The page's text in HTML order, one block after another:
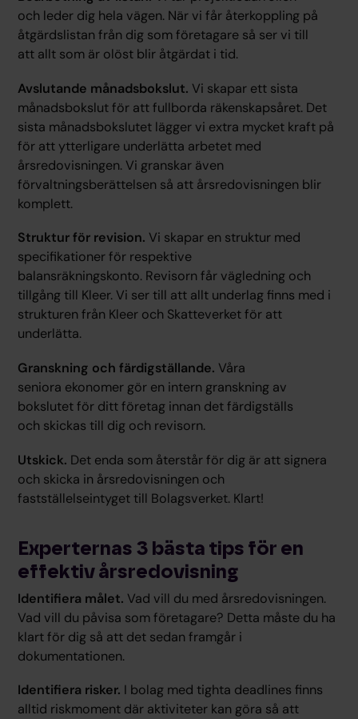
och leder dig hela vägen. När vi får återkoppling på
åtgärdslistan från dig som företagare så ser vi till
att allt som är olöst blir åtgärdat i tid.
Avslutande månadsbokslut. Vi skapar ett sista
månadsbokslut för att fullborda räkenskapsåret. Det
sista månadsbokslutet lägger vi extra mycket kraft på
för att ytterligare underlätta arbetet med
årsredovisningen. Vi granskar även
förvaltningsberättelsen så att årsredovisningen blir
komplett.
Struktur för revision. Vi skapar en struktur med
specifikationer för respektive
balansräkningskonto. Revisorn får vägledning och
tillgång till Kleer. Vi ser till att allt underlag finns med i
strukturen från Kleer och Skatteverket för att
underlätta.
Granskning och färdigställande. Våra
seniora ekonomer gör en intern granskning av
bokslutet för ditt företag innan det färdigställs
och skickas till dig och revisorn.
Utskick. Det enda som återstår för dig är att signera
och skicka in årsredovisningen och
fastställelseintyget till Bolagsverket. Klart!
Experternas 3 bästa tips för en
effektiv årsredovisning
Identifiera målet. Vad vill du med årsredovisningen.
Vad vill du påvisa som företagare? Detta måste du ha
klart för dig så att det sedan framgår i
dokumentationen.
Identifiera risker. I bolag med tighta deadlines finns
alltid riskmoment där aktiviteter kan göra så att